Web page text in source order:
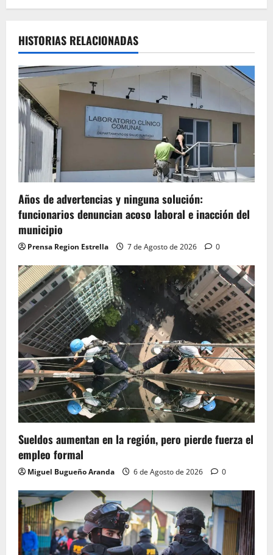
HISTORIAS RELACIONADAS
Años de advertencias y ninguna solución:
funcionarios denuncian acoso laboral e inacción del
municipio
Prensa Region Estrella 7 de Agosto de 2026 0
Sueldos aumentan en la región, pero pierde fuerza el
empleo formal
Miguel Bugueño Aranda 6 de Agosto de 2026 0